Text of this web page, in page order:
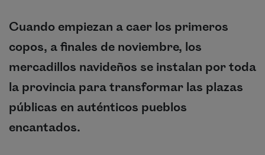
Cuando empiezan a caer los primeros
copos, a finales de noviembre, los
mercadillos navideños se instalan por toda
la provincia para transformar las plazas
públicas en auténticos pueblos
encantados.